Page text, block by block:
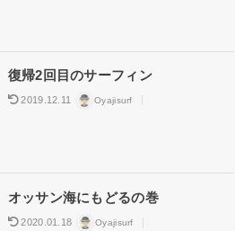
復帰2回目のサーフィン
2019.12.11 Oyajisurf
オッサン海にもどるの巻
2020.01.18 Oyajisurf